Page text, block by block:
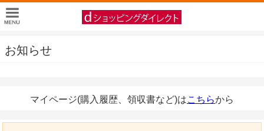
お知らせ
マイページ(購入履歴、領収書など)はこちらから